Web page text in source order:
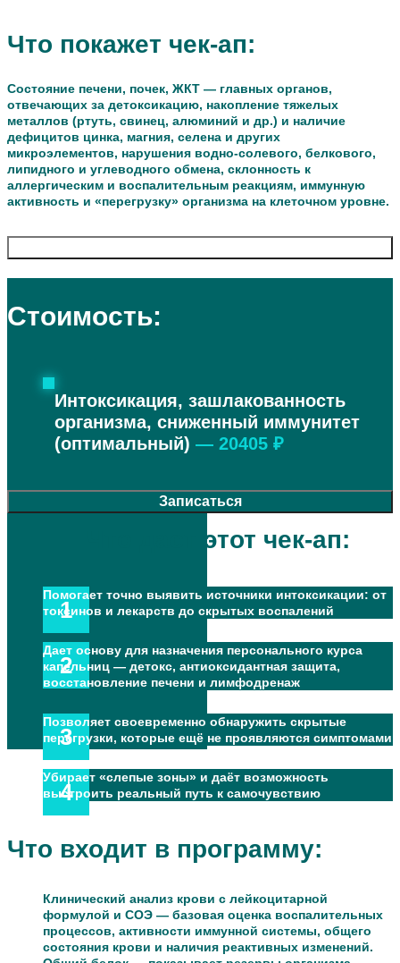
Стоимость:
Интоксикация, зашлакованность
организма, сниженный иммунитет
(оптимальный) — 20405 ₽
Записаться
Что покажет чек-ап:
Состояние печени, почек, ЖКТ — главных органов,
отвечающих за детоксикацию, накопление тяжелых
металлов (ртуть, свинец, алюминий и др.) и наличие
дефицитов цинка, магния, селена и других
микроэлементов, нарушения водно-солевого, белкового,
липидного и углеводного обмена, склонность к
аллергическим и воспалительным реакциям, иммунную
активность и «перегрузку» организма на клеточном уровне.
Помогает точно выявить источники интоксикации: от
токсинов и лекарств до скрытых воспалений
Дает основу для назначения персонального курса
капельниц — детокс, антиоксидантная защита,
восстановление печени и лимфодренаж
Позволяет своевременно обнаружить скрытые
перегрузки, которые ещё не проявляются симптомами
Убирает «слепые зоны» и даёт возможность
выстроить реальный путь к самочувствию
Что входит в программу:
Клинический анализ крови с лейкоцитарной
формулой и СОЭ — базовая оценка воспалительных
процессов, активности иммунной системы, общего
состояния крови и наличия реактивных изменений.